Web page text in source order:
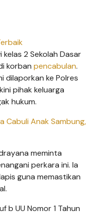
2 Sekolah Dasar
korban pencabulan.
dilaporkan ke Polres
pihak keluarga
hukum.
Cabuli Anak Sambung,
meminta
perkara ini. Ia
guna memastikan
b UU Nomor 1 Tahun